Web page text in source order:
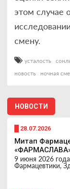
этом случае
смену.
усталость
новость
ночная
НОВОСТИ
█ 28.07.2026
Митап
9 июня 2026
Фармацевтики,